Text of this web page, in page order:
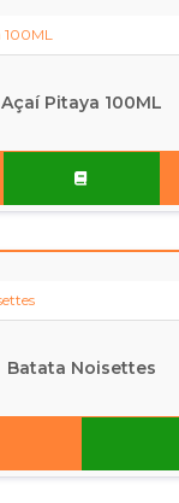
Açaí Pitaya 100ML
Batata Noisettes